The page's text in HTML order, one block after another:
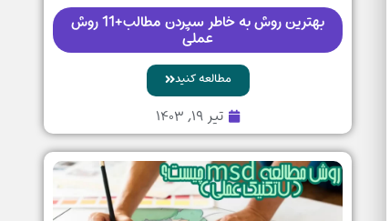
بهترین روش به خاطر سپردن مطالب+11 روش
عملی
مطالعه کنید
تیر ۱۹, ۱۴۰۳